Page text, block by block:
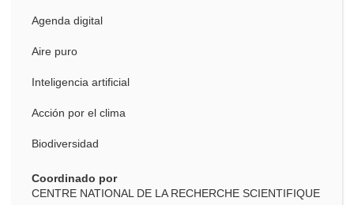
Agenda digital
Aire puro
Inteligencia artificial
Acción por el clima
Biodiversidad
Coordinado por
CENTRE NATIONAL DE LA RECHERCHE SCIENTIFIQUE